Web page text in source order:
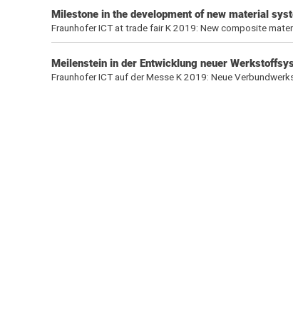
Milestone in the development of new material
Fraunhofer ICT at trade fair K 2019: New composite
Meilenstein in der Entwicklung neuer
Fraunhofer ICT auf der Messe K 2019: Neue